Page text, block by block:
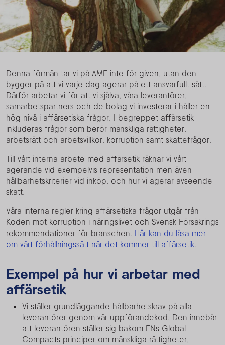
Denna förmån tar vi på AMF inte för given, utan den
bygger på att vi varje dag agerar på ett ansvarfullt sätt.
Därför arbetar vi för att vi själva, våra leverantörer,
samarbetspartners och de bolag vi investerar i håller en
hög nivå i affärsetiska frågor. I begreppet affärsetik
inkluderas frågor som berör mänskliga rättigheter,
arbetsrätt och arbetsvillkor, korruption samt skattefrågor.
Till vårt interna arbete med affärsetik räknar vi vårt
agerande vid exempelvis representation men även
hållbarhetskriterier vid inköp, och hur vi agerar avseende
skatt.
Våra interna regler kring affärsetiska frågor utgår från
Koden mot korruption i näringslivet och Svensk Försäkrings
rekommendationer för branschen. Här kan du läsa mer
om vårt förhållningssätt när det kommer till affärsetik.
Exempel på hur vi arbetar med
affärsetik
Vi ställer grundläggande hållbarhetskrav på alla
leverantörer genom vår uppförandekod. Den innebär
att leverantören ställer sig bakom FNs Global
Compacts principer om mänskliga rättigheter,